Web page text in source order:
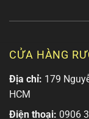
CỬA HÀNG
Địa chỉ: 179
HCM
Điện thoại: 0906